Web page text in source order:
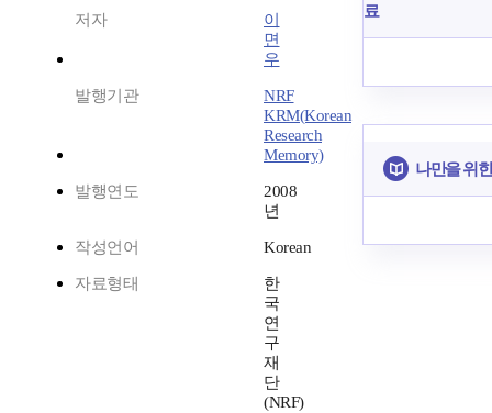
저자
이
면
우
발행기관
NRF
KRM(Korean
Research
Memory)
발행연도
2008
년
작성언어 Korean
자료형태
한
국
연
구
재
단
(NRF)
료
나만을 위